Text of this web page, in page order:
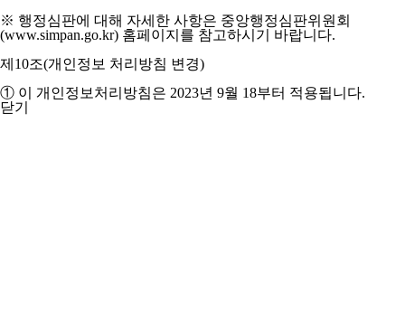
※ 행정심판에 대해 자세한 사항은 중앙행정심판위원회
(www.simpan.go.kr) 홈페이지를 참고하시기 바랍니다.
제10조(개인정보 처리방침 변경)
① 이 개인정보처리방침은 2023년 9월 18부터 적용됩니다.
닫기